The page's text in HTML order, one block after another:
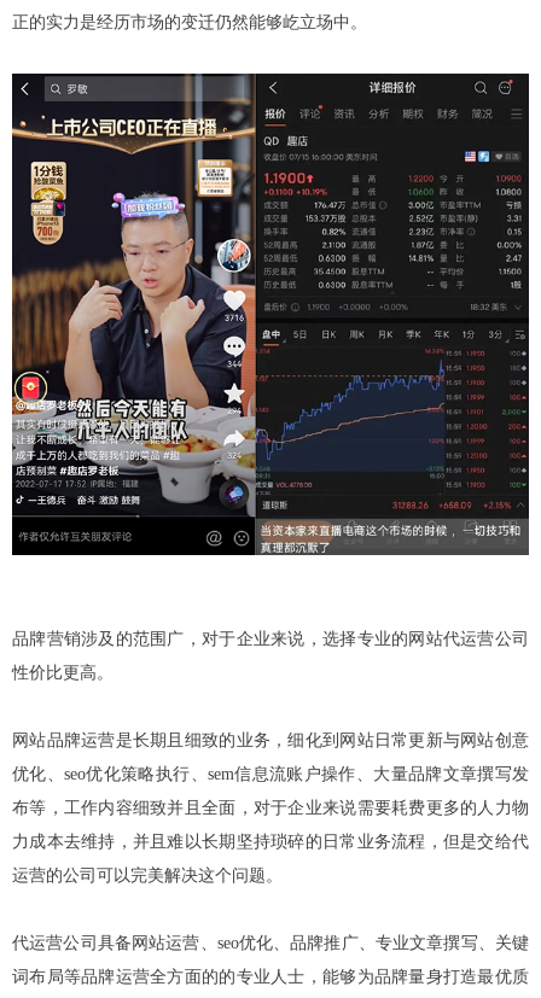
正的实力是经历市场的变迁仍然能够屹立场中。
品牌营销涉及的范围广，对于企业来说，选择专业的网站代运营公司
性价比更高。
网站品牌运营是长期且细致的业务，细化到网站日常更新与网站创意
优化、seo优化策略执行、sem信息流账户操作、大量品牌文章撰写发
布等，工作内容细致并且全面，对于企业来说需要耗费更多的人力物
力成本去维持，并且难以长期坚持琐碎的日常业务流程，但是交给代
运营的公司可以完美解决这个问题。
代运营公司 具备网站运营、seo优化、品牌推广、专业文章撰写、关键
词布局等品牌运营全方面的的专业人士，能够为品牌量身打造最优质